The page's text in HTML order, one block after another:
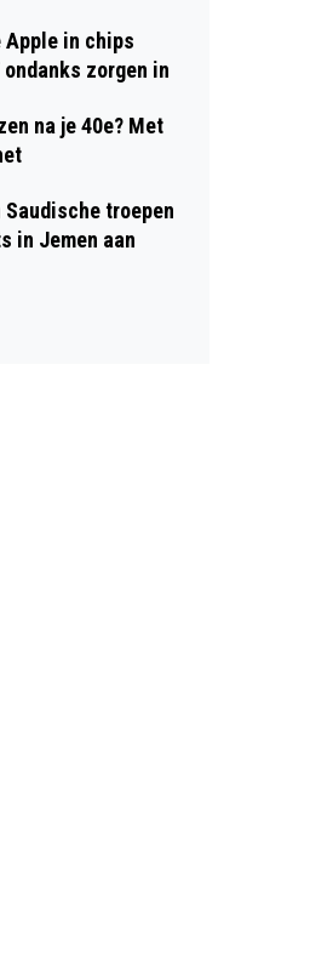
Apple in chips
zorgen in
na je 40e? Met
troepen
in Jemen aan